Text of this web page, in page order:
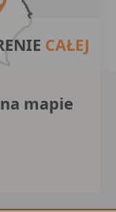
CAŁEJ
mapie